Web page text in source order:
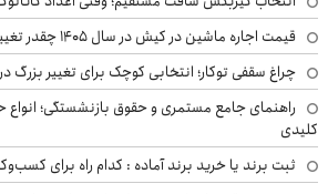
قیمت اجاره ماشین در کیش در سال ۱۴۰۵ چقدر تغییر کرده است؟
چراغ سقفی توکار؛ انتخابی کوچک برای تغییر بزرگ
راهنمای جامع مستمری و حقوق بازنشستگی؛
کلیدی
ثبت برند یا خرید برند آماده : کدام راه برای